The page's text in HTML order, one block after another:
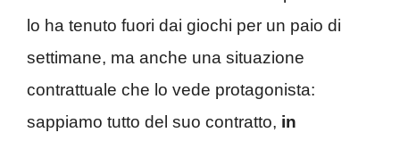
lo ha tenuto fuori dai giochi per un paio di
settimane, ma anche una situazione
contrattuale che lo vede protagonista:
sappiamo tutto del suo contratto, in